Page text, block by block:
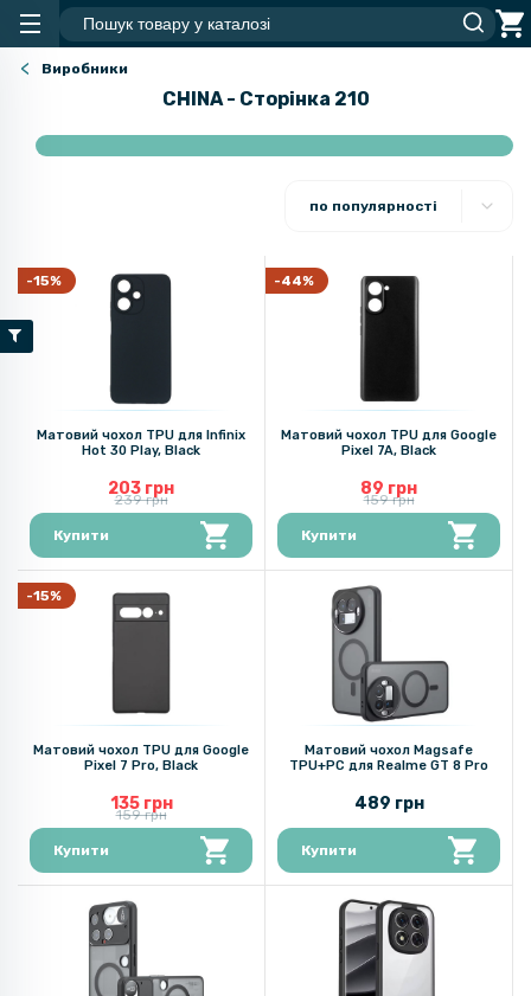
Виробники
CHINA - Сторінка 210
по популярності
-15%
Матовий чохол TPU для Infinix
Hot 30 Play​, Black
203 грн
239 грн
Купити
-44%
Матовий чохол TPU для Google
Pixel 7A, Black
89 грн
159 грн
Купити
-15%
Матовий чохол TPU для Google
Pixel 7 Pro, Black
135 грн
159 грн
Купити
Матовий чохол Magsafe
TPU+PC для Realme GT 8 Pro
489 грн
Купити